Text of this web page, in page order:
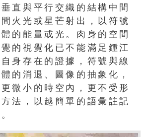
直與平行交織的結構中間
火光或星芒射出，以符號
的能量或光。肉身的空間
的視覺化已不能滿足鍾江
身存在的證據，符號與線
的消退、圖像的抽象化，
微小的時空內，更不受形
法，以越簡單的語彙註記